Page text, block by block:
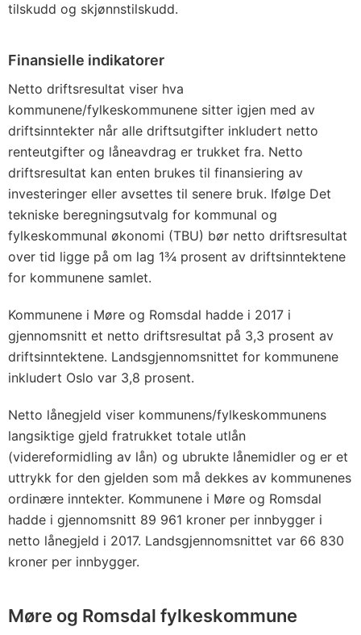
tilskudd og skjønnstilskudd.
Finansielle indikatorer
Netto driftsresultat viser hva
kommunene/fylkeskommunene sitter igjen med av
driftsinntekter når alle driftsutgifter inkludert netto
renteutgifter og låneavdrag er trukket fra. Netto
driftsresultat kan enten brukes til finansiering av
investeringer eller avsettes til senere bruk. Ifølge Det
tekniske beregningsutvalg for kommunal og
fylkeskommunal økonomi (TBU) bør netto driftsresultat
over tid ligge på om lag 1¾ prosent av driftsinntektene
for kommunene samlet.
Kommunene i Møre og Romsdal hadde i 2017 i
gjennomsnitt et netto driftsresultat på 3,3 prosent av
driftsinntektene. Landsgjennomsnittet for kommunene
inkludert Oslo var 3,8 prosent.
Netto lånegjeld viser kommunens/fylkeskommunens
langsiktige gjeld fratrukket totale utlån
(videreformidling av lån) og ubrukte lånemidler og er et
uttrykk for den gjelden som må dekkes av kommunenes
ordinære inntekter. Kommunene i Møre og Romsdal
hadde i gjennomsnitt 89 961 kroner per innbygger i
netto lånegjeld i 2017. Landsgjennomsnittet var 66 830
kroner per innbygger.
Møre og Romsdal fylkeskommune